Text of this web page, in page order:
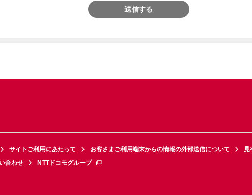
送信する
サイトご利用にあたって お客さまご利用端末からの情報の外部送信について
見
合わせ NTTドコモグループ